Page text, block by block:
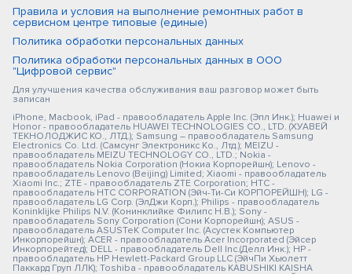
Правила и условия на выполнение ремонтных работ в
сервисном центре типовые (единые)
Политика обработки персональных данных
Политика обработки персональных данных в ООО
"Цифровой сервис"
Для улучшения качества обслуживания ваш разговор может быть
записан
iPhone, Macbook, iPad - правообладатель Apple Inc. (Эпл Инк.); Huawei и
Honor - правообладатель HUAWEI TECHNOLOGIES CO., LTD. (ХУАВЕЙ
ТЕКНОЛОДЖИС КО., ЛТД.); Samsung – правообладатель Samsung
Electronics Co. Ltd. (Самсунг Электроникс Ко., Лтд.); MEIZU -
правообладатель MEIZU TECHNOLOGY CO., LTD.; Nokia -
правообладатель Nokia Corporation (Нокиа Корпорейшн); Lenovo -
правообладатель Lenovo (Beijing) Limited; Xiaomi - правообладатель
Xiaomi Inc.; ZTE - правообладатель ZTE Corporation; HTC -
правообладатель HTC CORPORATION (Эйч-Ти-Си КОРПОРЕЙШН); LG -
правообладатель LG Corp. (ЭлДжи Корп.); Philips - правообладатель
Koninklijke Philips N.V. (Конинклийке Филипс Н.В.); Sony -
правообладатель Sony Corporation (Сони Корпорейшн); ASUS -
правообладатель ASUSTeK Computer Inc. (Асустек Компьютер
Инкорпорейшн); ACER - правообладатель Acer Incorporated (Эйсер
Инкорпорейтед); DELL - правообладатель Dell Inc.(Делл Инк.); HP -
правообладатель HP Hewlett-Packard Group LLC (ЭйчПи Хьюлетт
Паккард Груп ЛЛК); Toshiba - правообладатель KABUSHIKI KAISHA